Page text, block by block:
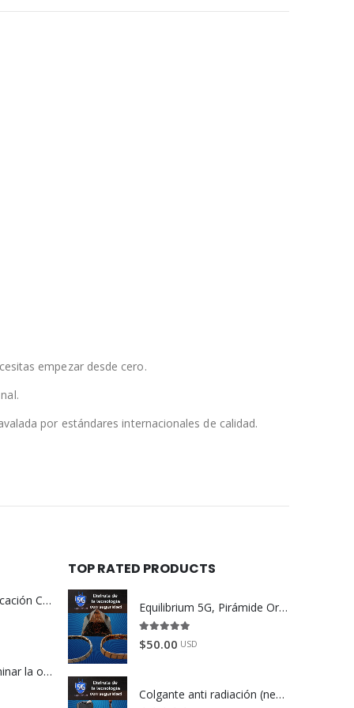
empezar desde cero.
por estándares internacionales de calidad.
Revalidación Certificación Coaching | Center of Education and Leadership
Autohipnosis | Eliminar la obsesión por el éxito
TOP RATED PRODUCTS
Equilibrium 5G, Pirámide Orgonita (obscura) y Brazaletes (color plata y bronce).
5.00
$50.00 USD
Colgante anti radiación (negro y blanco) y stickers anti radiación electromagnética (color plata).